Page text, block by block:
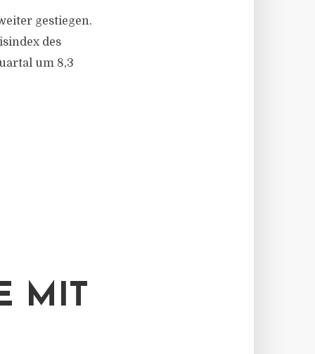
gestiegen.
des
um 8,3
MIT